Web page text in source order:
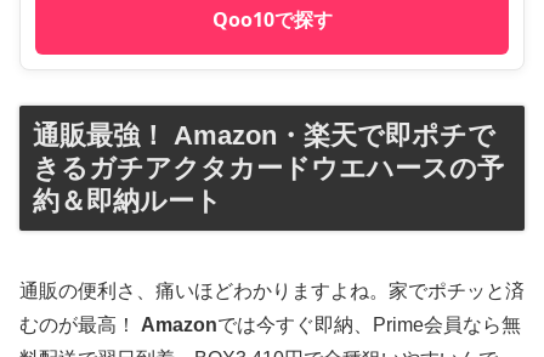
Qoo10で探す
通販最強！ Amazon・楽天で即ポチで
きるガチアクタカードウエハースの予
約＆即納ルート
通販の便利さ、痛いほどわかりますよね。家でポチッと済
むのが最高！ Amazonでは今すぐ即納、Prime会員なら無